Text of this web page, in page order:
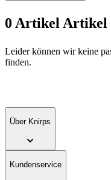
0 Artikel Artikel
Zur
Produktliste
Leider können wir keine
finden.
Über Knirps
Kundenservice